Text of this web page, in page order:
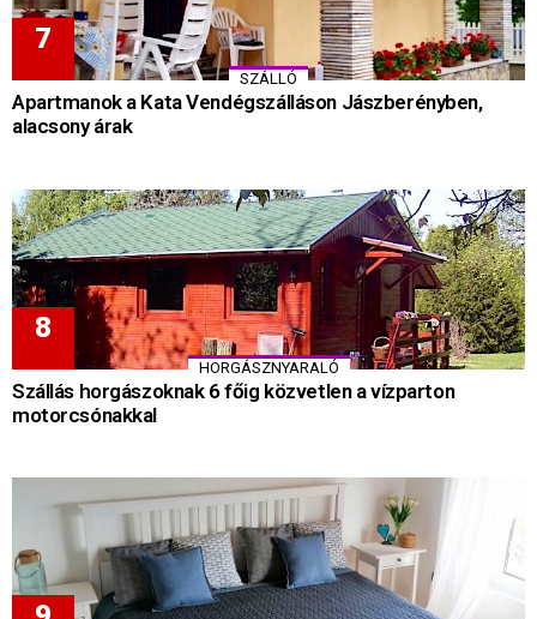
SZÁLLÓ
Apartmanok a Kata Vendégszálláson Jászberényben,
alacsony árak
HORGÁSZNYARALÓ
Szállás horgászoknak 6 főig közvetlen a vízparton
motorcsónakkal